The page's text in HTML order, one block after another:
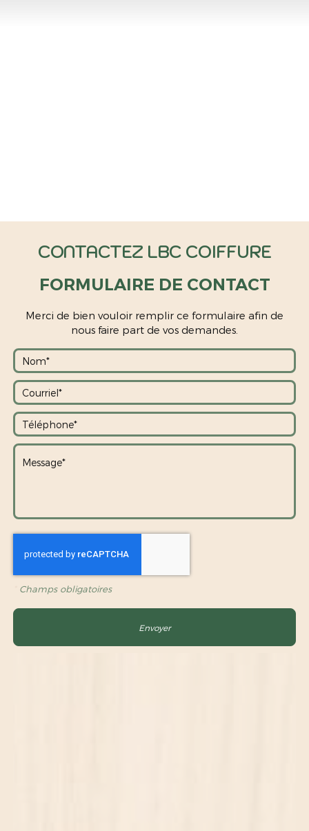
CONTACTEZ LBC COIFFURE
FORMULAIRE DE CONTACT
Merci de bien vouloir remplir ce formulaire afin de
nous faire part de vos demandes.
Champs obligatoires